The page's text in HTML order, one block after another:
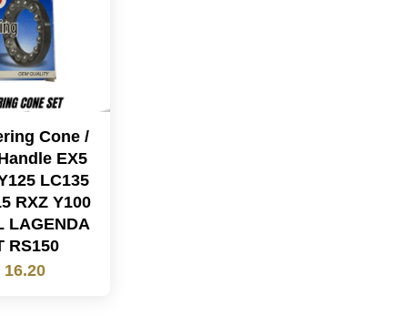
Cone /
EX5
LC135
RXZ Y100
LAGENDA
RS150
16.20